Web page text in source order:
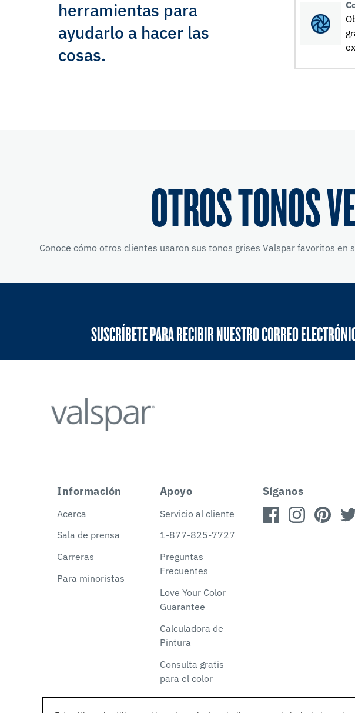
herramientas para
ayudarlo a hacer las
cosas.
OTROS TONOS
Conoce cómo otros clientes usaron sus tonos grises Valspar favoritos en
SUSCRÍBETE PARA RECIBIR NUESTRO CORREO
Información
Acerca
Sala de prensa
Carreras
Para minoristas
Apoyo
Servicio al cliente
1-877-825-7727
Preguntas
Frecuentes
Love Your Color
Guarantee
Calculadora de
Pintura
Consulta gratis
para el color
Síganos